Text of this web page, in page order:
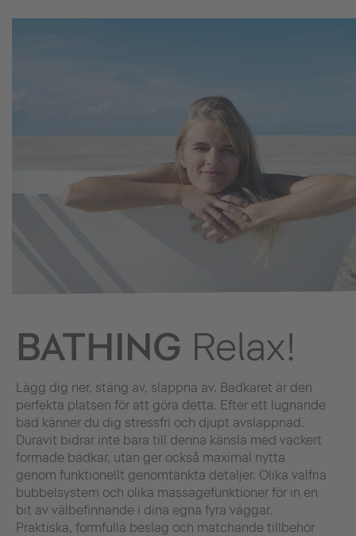
BATHING Relax!
Lägg dig ner, stäng av, slappna av. Badkaret är den
perfekta platsen för att göra detta. Efter ett lugnande
bad känner du dig stressfri och djupt avslappnad.
Duravit bidrar inte bara till denna känsla med vackert
formade badkar, utan ger också maximal nytta
genom funktionellt genomtänkta detaljer. Olika valfria
bubbelsystem och olika massagefunktioner för in en
bit av välbefinnande i dina egna fyra väggar.
Praktiska, formfulla beslag och matchande tillbehör